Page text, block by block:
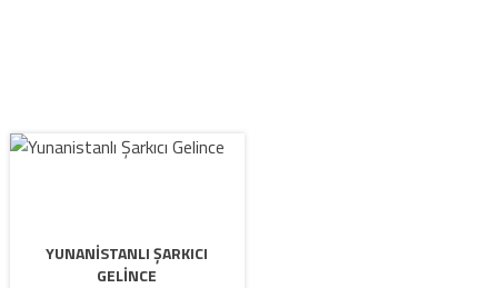
YUNANISTANLI ŞARKICI
GELINCE